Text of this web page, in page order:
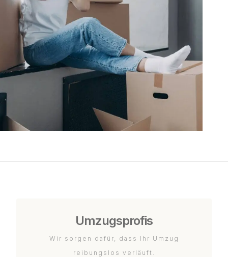
Umzugsprofis
Wir sorgen dafür, dass Ihr Umzug
reibungslos verläuft.